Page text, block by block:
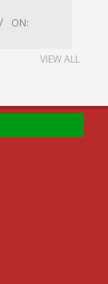
ON:
VIEW ALL